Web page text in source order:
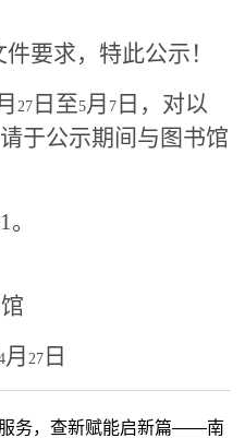
要求，特此公示！
27 日至5月 7 日，对以
于公示期间与图书馆
。
月27 日
服务，查新赋能启新篇——南